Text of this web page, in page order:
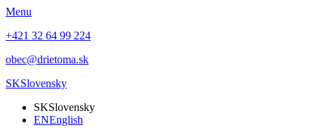
Menu
+421 32 64 99 224
obec@drietoma.sk
SKSlovensky
SKSlovensky
ENEnglish